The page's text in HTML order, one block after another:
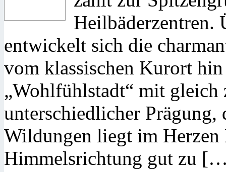
Heilbäderzentren.
entwickelt sich die
vom klassischen Kurort
„Wohlfühlstadt“ mit
unterschiedlicher Prägung,
Wildungen liegt im Herzen
Himmelsrichtung gut zu